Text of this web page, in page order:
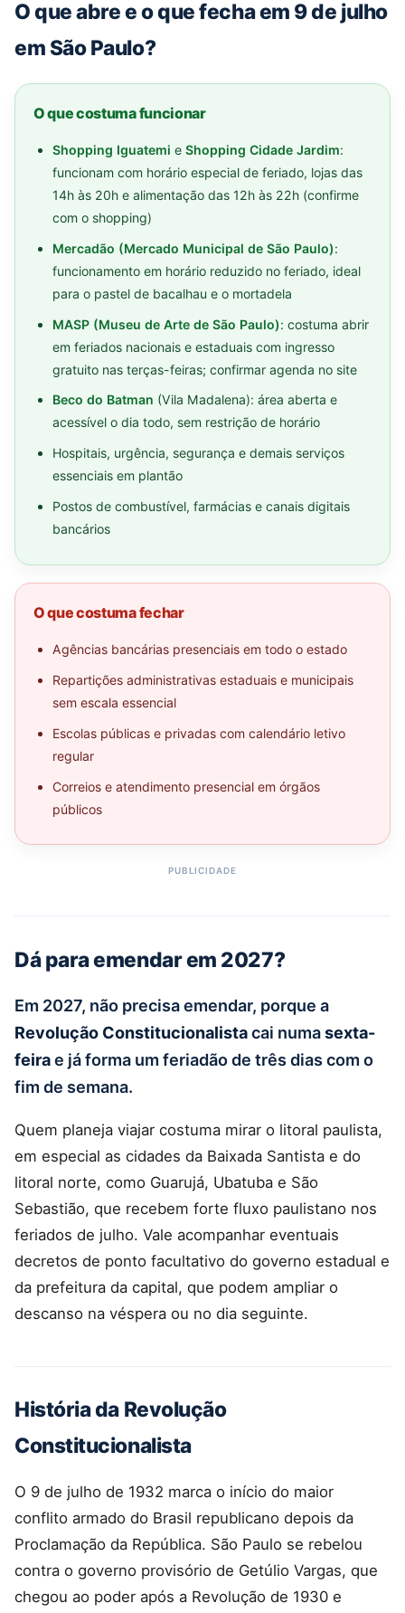
O que abre e o que fecha em 9 de julho
em São Paulo?
O que costuma funcionar
Shopping Iguatemi e Shopping Cidade Jardim:
funcionam com horário especial de feriado, lojas das
14h às 20h e alimentação das 12h às 22h (confirme
com o shopping)
Mercadão (Mercado Municipal de São Paulo):
funcionamento em horário reduzido no feriado, ideal
para o pastel de bacalhau e o mortadela
MASP (Museu de Arte de São Paulo): costuma abrir
em feriados nacionais e estaduais com ingresso
gratuito nas terças-feiras; confirmar agenda no site
Beco do Batman (Vila Madalena): área aberta e
acessível o dia todo, sem restrição de horário
Hospitais, urgência, segurança e demais serviços
essenciais em plantão
Postos de combustível, farmácias e canais digitais
bancários
O que costuma fechar
Agências bancárias presenciais em todo o estado
Repartições administrativas estaduais e municipais
sem escala essencial
Escolas públicas e privadas com calendário letivo
regular
Correios e atendimento presencial em órgãos
públicos
Dá para emendar em 2027?
Em 2027, não precisa emendar, porque a
Revolução Constitucionalistacai numasexta-
feirae já forma um feriadão de três dias com o
fim de semana.
Quem planeja viajar costuma mirar o litoral paulista,
em especial as cidades da Baixada Santista e do
litoral norte, como Guarujá, Ubatuba e São
Sebastião, que recebem forte fluxo paulistano nos
feriados de julho. Vale acompanhar eventuais
decretos de ponto facultativo do governo estadual e
da prefeitura da capital, que podem ampliar o
descanso na véspera ou no dia seguinte.
História da Revolução
Constitucionalista
O 9 de julho de 1932 marca o início do maior
conflito armado do Brasil republicano depois da
Proclamação da República. São Paulo se rebelou
contra o governo provisório de Getúlio Vargas, que
chegou ao poder após a Revolução de 1930 e